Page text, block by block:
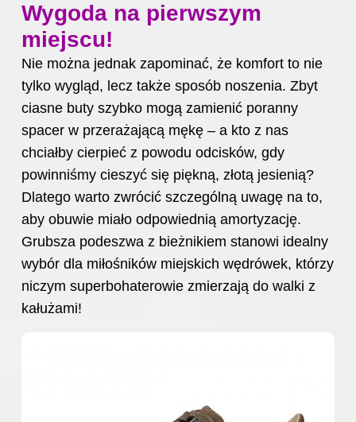
Wygoda na pierwszym
miejscu!
Nie można jednak zapominać, że komfort to nie
tylko wygląd, lecz także sposób noszenia. Zbyt
ciasne buty szybko mogą zamienić poranny
spacer w przerażającą mękę – a kto z nas
chciałby cierpieć z powodu odcisków, gdy
powinniśmy cieszyć się piękną, złotą jesienią?
Dlatego warto zwrócić szczególną uwagę na to,
aby obuwie miało odpowiednią amortyzację.
Grubsza podeszwa z bieżnikiem stanowi idealny
wybór dla miłośników miejskich wędrówek, którzy
niczym superbohaterowie zmierzają do walki z
kałużami!